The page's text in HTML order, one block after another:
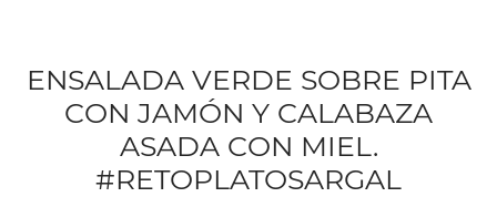
ENSALADA VERDE SOBRE PITA
CON JAMÓN Y CALABAZA
ASADA CON MIEL.
#RETOPLATOSARGAL